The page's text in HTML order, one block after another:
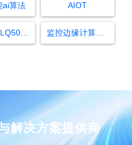
ai算法 AIOT
后摩力擎LQ50 M.2 监控边缘计算盒子有哪些品牌
解决方案提供商